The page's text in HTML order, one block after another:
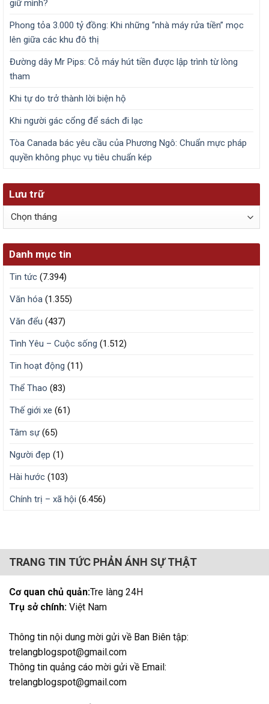
giữ mình?
Phong tỏa 3.000 tỷ đồng: Khi những “nhà máy rửa tiền” mọc
lên giữa các khu đô thị
Đường dây Mr Pips: Cỗ máy hút tiền được lập trình từ lòng
tham
Khi tự do trở thành lời biện hộ
Khi người gác cổng để sách đi lạc
Tòa Canada bác yêu cầu của Phương Ngô: Chuẩn mực pháp
quyền không phục vụ tiêu chuẩn kép
Lưu trữ
Lưu
Danh mục tin
Tin tức (7.394)
Văn hóa (1.355)
Văn đểu (437)
Tình Yêu – Cuộc sống (1.512)
Tin hoạt động (11)
Thể Thao (83)
Thế giới xe (61)
Tâm sự(65)
Người đẹp (1)
Hài hước (103)
Chính trị – xã hội (6.456)
TRANG TIN TỨC PHẢN ÁNH SỰ THẬT
Cơ quan chủ quản:Tre làng 24H
Trụ sở chính: Việt Nam
Thông tin nội dung mời gửi về Ban Biên tập:
trelangblogspot@gmail.com
Thông tin quảng cáo mời gửi về Email:
trelangblogspot@gmail.com